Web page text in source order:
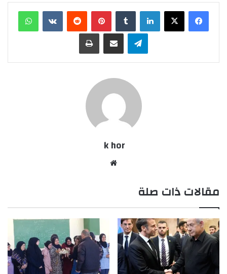
لينكدإن بينتيريست
تيلقرام مشاركة عبر البريد طباعة
k hor
مقالات ذات صلة